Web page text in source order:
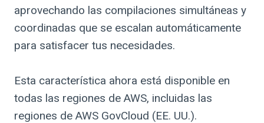
aprovechando las compilaciones simultáneas y
coordinadas que se escalan automáticamente
para satisfacer tus necesidades.
Esta característica ahora está disponible en
todas las regiones de AWS, incluidas las
regiones de AWS GovCloud (EE. UU.).